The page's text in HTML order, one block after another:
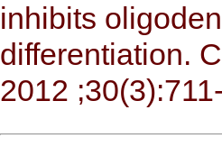
inhibits
differentiation.
2012